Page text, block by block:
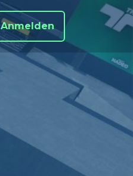
Anmelden